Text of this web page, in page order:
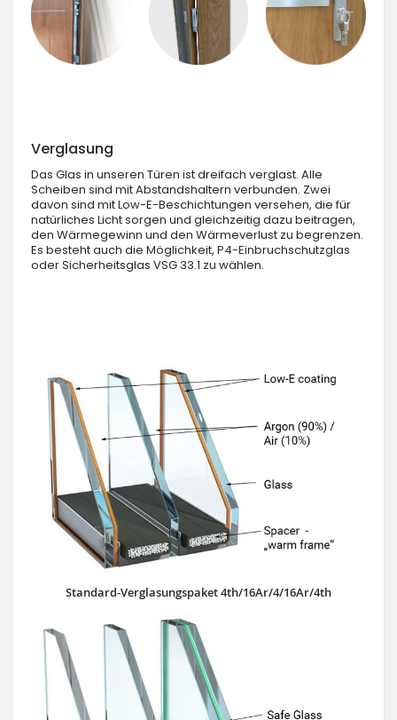
Verglasung
Das Glas in unseren Türen ist dreifach verglast. Alle
Scheiben sind mit Abstandshaltern verbunden. Zwei
davon sind mit Low-E-Beschichtungen versehen, die für
natürliches Licht sorgen und gleichzeitig dazu beitragen,
den Wärmegewinn und den Wärmeverlust zu begrenzen.
Es besteht auch die Möglichkeit, P4-Einbruchschutzglas
oder Sicherheitsglas VSG 33.1 zu wählen.
Standard-Verglasungspaket 4th/16Ar/4/16Ar/4th